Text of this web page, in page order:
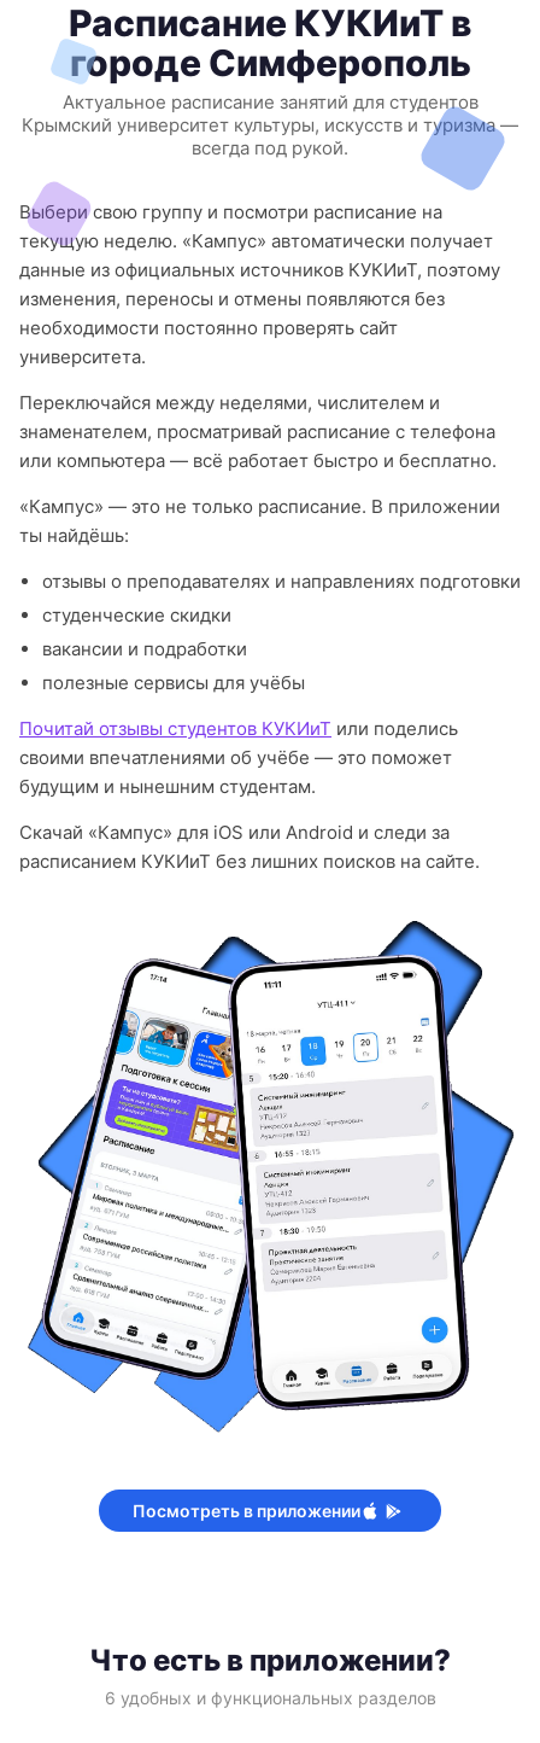
Расписание КУКИиТ в
городе Симферополь
Актуальное расписание занятий для студентов
Крымский университет культуры, искусств и туризма —
всегда под рукой.
Выбери свою группу и посмотри расписание на
текущую неделю. «Кампус» автоматически получает
данные из официальных источников КУКИиТ, поэтому
изменения, переносы и отмены появляются без
необходимости постоянно проверять сайт
университета.
Переключайся между неделями, числителем и
знаменателем, просматривай расписание с телефона
или компьютера — всё работает быстро и бесплатно.
«Кампус» — это не только расписание. В приложении
ты найдёшь:
отзывы о преподавателях и направлениях подготовки
студенческие скидки
вакансии и подработки
полезные сервисы для учёбы
Почитай отзывы студентов КУКИиТ или поделись
своими впечатлениями об учёбе — это поможет
будущим и нынешним студентам.
Скачай «Кампус» для iOS или Android и следи за
расписанием КУКИиТ без лишних поисков на сайте.
Посмотреть в приложении
Что есть в приложении?
6 удобных и функциональных разделов